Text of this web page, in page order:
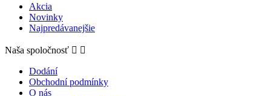
Akcia
Novinky
Najpredávanejšie
Naša spoločnosť  
Dodání
Obchodní podmínky
O nás